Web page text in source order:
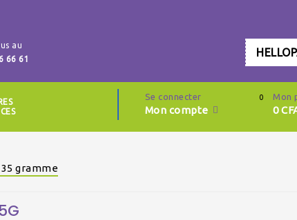
au
66 61
Se connecter
Mon compte
0 Mon
0
gramme